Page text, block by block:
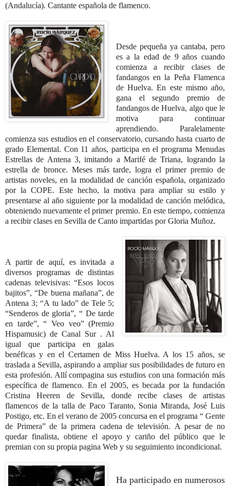
(Andalucía). Cantante española de flamenco.
Desde pequeña ya cantaba, pero
es a la edad de 9 años cuando
comienza a recibir clases de
fandangos en la Peña Flamenca
de Huelva. En este mismo año,
gana el segundo premio de
fandangos de Huelva, algo que le
motiva para continuar
aprendiendo. Paralelamente
comienza sus estudios en el conservatorio, cursando hasta cuarto de
grado Elemental. Con 11 años, participa en el programa Menudas
Estrellas de Antena 3, imitando a Marifé de Triana, logrando la
estrella de bronce. Meses más tarde, logra el primer premio de
artistas noveles, en la modalidad de canción española, organizado
por la COPE. Este hecho, la motiva para ampliar su estilo y
presentarse al año siguiente por la modalidad de canción melódica,
obteniendo nuevamente el primer premio. En este tiempo, comienza
a recibir clases en Sevilla de Canto impartidas por Gloria Muñoz.
A partir de aquí, es invitada a
diversos programas de distintas
cadenas televisivas: “Esos locos
bajitos”, “De buena mañana”, de
Antena 3; “A tu lado” de Tele 5;
“Senderos de gloria”, “ De tarde
en tarde”, “ Veo veo” (Premio
Hispamusic) de Canal Sur . Al
igual que participa en galas
benéficas y en el Certamen de Miss Huelva. A los 15 años, se
traslada a Sevilla, aspirando a ampliar sus posibilidades de futuro en
esta profesión. Allí compagina sus estudios con una formación más
específica de flamenco. En el 2005, es becada por la fundación
Cristina Heeren de Sevilla, donde recibe clases de artistas
flamencos de la talla de Paco Taranto, Sonia Miranda, José Luis
Postigo, etc. En el verano de 2005 concursa en el programa “ Gente
de Primera” de la primera cadena de televisión. A pesar de no
quedar finalista, obtiene el apoyo y cariño del público que le
premian con su propia pagina Web y su seguimiento incondicional.
Ha participado en numerosos